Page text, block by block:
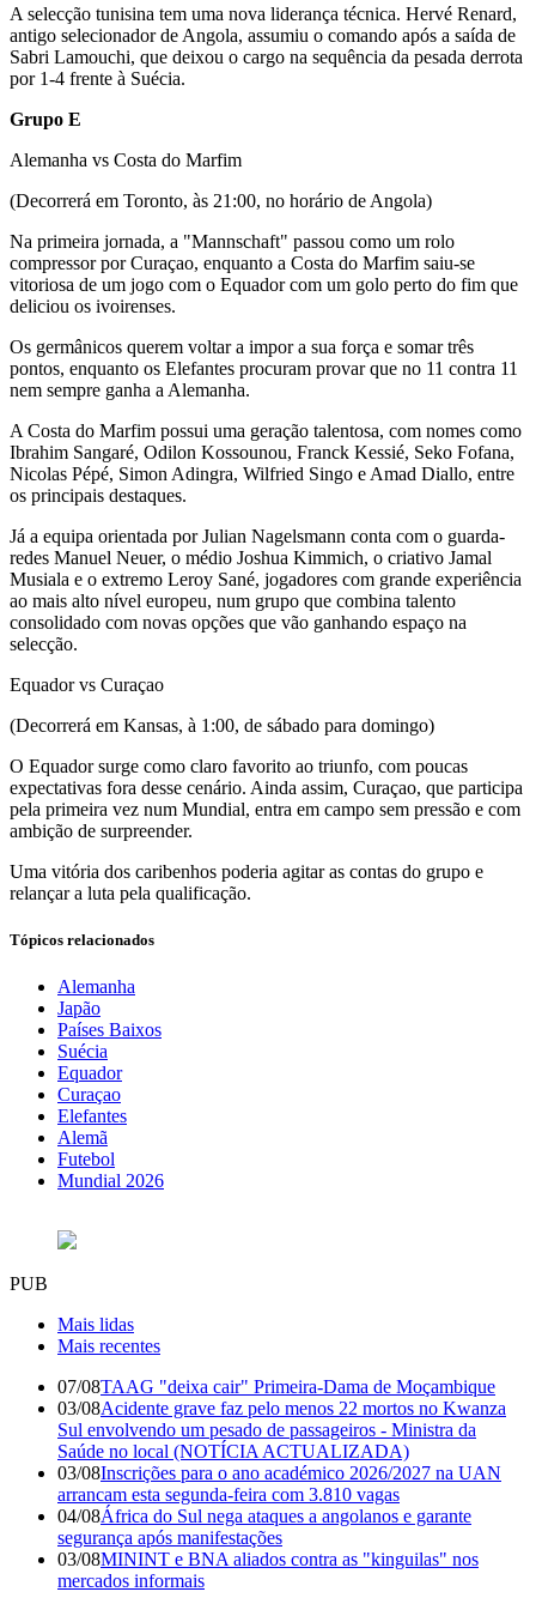
A selecção tunisina tem uma nova liderança técnica. Hervé Renard,
antigo selecionador de Angola, assumiu o comando após a saída de
Sabri Lamouchi, que deixou o cargo na sequência da pesada derrota
por 1-4 frente à Suécia.
Grupo E
Alemanha vs Costa do Marfim
(Decorrerá em Toronto, às 21:00, no horário de Angola)
Na primeira jornada, a "Mannschaft" passou como um rolo
compressor por Curaçao, enquanto a Costa do Marfim saiu-se
vitoriosa de um jogo com o Equador com um golo perto do fim que
deliciou os ivoirenses.
Os germânicos querem voltar a impor a sua força e somar três
pontos, enquanto os Elefantes procuram provar que no 11 contra 11
nem sempre ganha a Alemanha.
A Costa do Marfim possui uma geração talentosa, com nomes como
Ibrahim Sangaré, Odilon Kossounou, Franck Kessié, Seko Fofana,
Nicolas Pépé, Simon Adingra, Wilfried Singo e Amad Diallo, entre
os principais destaques.
Já a equipa orientada por Julian Nagelsmann conta com o guarda-
redes Manuel Neuer, o médio Joshua Kimmich, o criativo Jamal
Musiala e o extremo Leroy Sané, jogadores com grande experiência
ao mais alto nível europeu, num grupo que combina talento
consolidado com novas opções que vão ganhando espaço na
selecção.
Equador vs Curaçao
(Decorrerá em Kansas, à 1:00, de sábado para domingo)
O Equador surge como claro favorito ao triunfo, com poucas
expectativas fora desse cenário. Ainda assim, Curaçao, que participa
pela primeira vez num Mundial, entra em campo sem pressão e com
ambição de surpreender.
Uma vitória dos caribenhos poderia agitar as contas do grupo e
relançar a luta pela qualificação.
Tópicos relacionados
Alemanha
Japão
Países Baixos
Suécia
Equador
Curaçao
Elefantes
Alemã
Futebol
Mundial 2026
PUB
Mais lidas
Mais recentes
07/08TAAG "deixa cair" Primeira-Dama de Moçambique
03/08Acidente grave faz pelo menos 22 mortos no Kwanza
Sul envolvendo um pesado de passageiros - Ministra da
Saúde no local (NOTÍCIA ACTUALIZADA)
03/08Inscrições para o ano académico 2026/2027 na UAN
arrancam esta segunda-feira com 3.810 vagas
04/08África do Sul nega ataques a angolanos e garante
segurança após manifestações
03/08MININT e BNA aliados contra as "kinguilas" nos
mercados informais